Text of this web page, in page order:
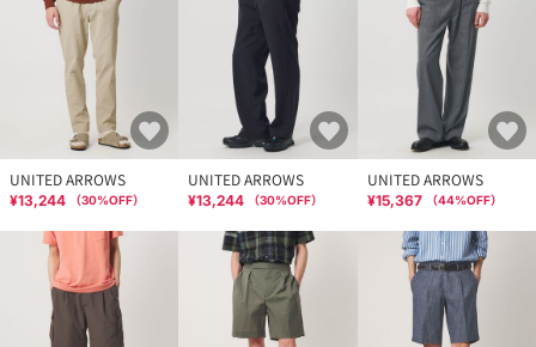
UNITED ARROWS
¥13,244 （30%OFF）
UNITED ARROWS
¥13,244 （30%OFF）
UNITED ARROWS
¥15,367 （44%OFF）